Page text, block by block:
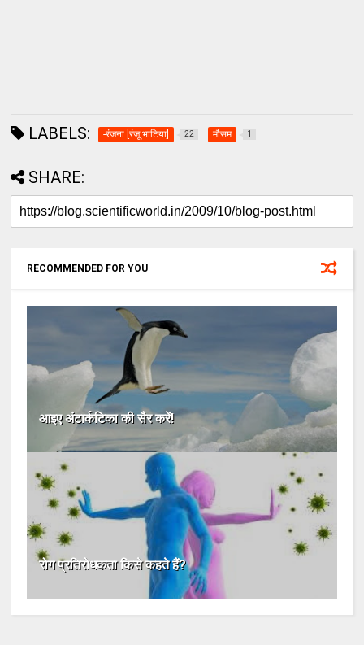
LABELS: -रंजना [रंजू भाटिया] 22 मौसम 1
SHARE:
RECOMMENDED FOR YOU
आइए अंटार्कटिका की सैर करें!
रोग प्रतिरोधकता किसे कहते हैं?